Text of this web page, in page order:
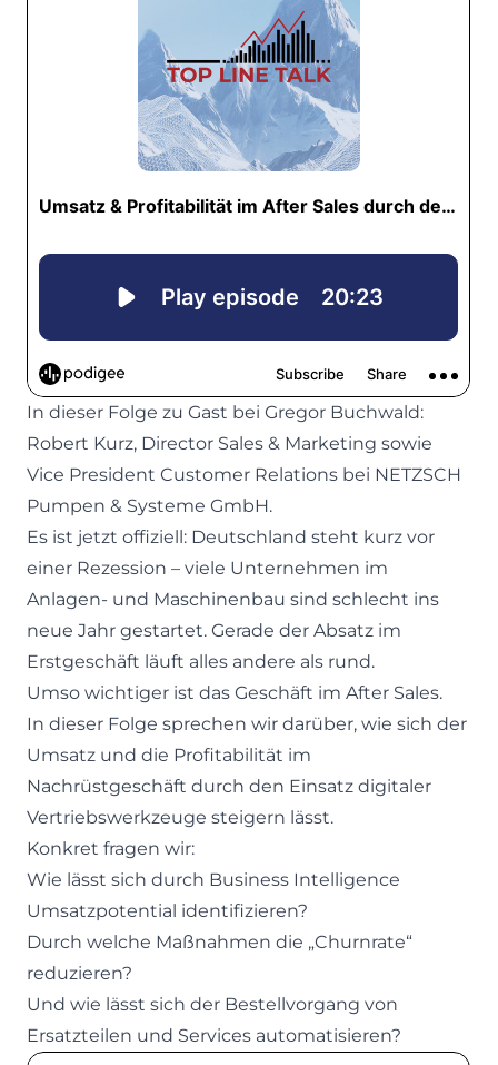
In dieser Folge zu Gast bei Gregor Buchwald:
Robert Kurz, Director Sales & Marketing sowie
Vice President Customer Relations bei NETZSCH
Pumpen & Systeme GmbH.
Es ist jetzt offiziell: Deutschland steht kurz vor
einer Rezession – viele Unternehmen im
Anlagen- und Maschinenbau sind schlecht ins
neue Jahr gestartet. Gerade der Absatz im
Erstgeschäft läuft alles andere als rund.
Umso wichtiger ist das Geschäft im After Sales.
In dieser Folge sprechen wir darüber, wie sich der
Umsatz und die Profitabilität im
Nachrüstgeschäft durch den Einsatz digitaler
Vertriebswerkzeuge steigern lässt.
Konkret fragen wir:
Wie lässt sich durch Business Intelligence
Umsatzpotential identifizieren?
Durch welche Maßnahmen die „Churnrate“
reduzieren?
Und wie lässt sich der Bestellvorgang von
Ersatzteilen und Services automatisieren?